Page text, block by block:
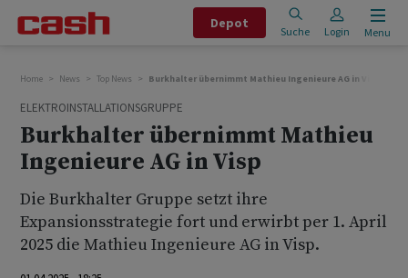
Depot
Suche Login Menu
Home News Top News Burkhalter übernimmt Mathieu Ingenieure AG in Visp
ELEKTROINSTALLATIONSGRUPPE
Burkhalter übernimmt Mathieu
Ingenieure AG in Visp
Die Burkhalter Gruppe setzt ihre
Expansionsstrategie fort und erwirbt per 1. April
2025 die Mathieu Ingenieure AG in Visp.